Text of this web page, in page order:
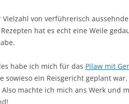
Vielzahl von verführerisch
hat es echt eine Weile
habe ich mich für das Pilaw mit
sowieso ein Reisgericht geplant
machte ich mich ans Werk und